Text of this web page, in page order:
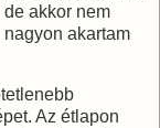
de akkor nem
nagyon akartam
Az étlapon